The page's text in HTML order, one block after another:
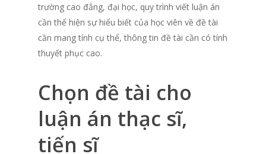
trường cao đẳng, đại học, quy trình viết luận án
cần thể hiện sự hiểu biết của học viên về đề tài
cần mang tính cụ thể, thông tin đề tài cần có tính
thuyết phục cao.
Chọn đề tài cho
luận án thạc sĩ,
tiến sĩ